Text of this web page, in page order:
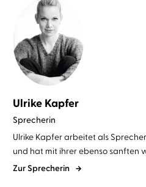
Ulrike Kapfer
Sprecherin
Ulrike Kapfer arbeitet als
und hat mit ihrer ebenso sanften
Zur Sprecherin